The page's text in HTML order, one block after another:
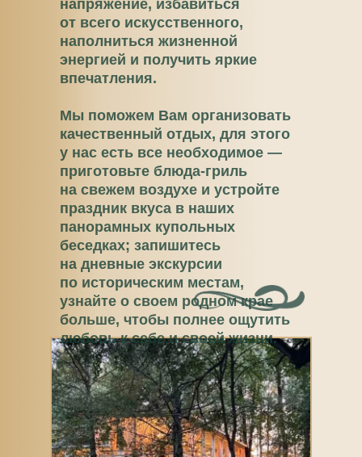
напряжение, избавиться
от всего искусственного,
наполниться жизненной
энергией и получить яркие
впечатления.
Мы поможем Вам организовать
качественный отдых, для этого
у нас есть все необходимое —
приготовьте блюда-гриль
на свежем воздухе и устройте
праздник вкуса в наших
панорамных купольных
беседках; запишитесь
на дневные экскурсии
по историческим местам,
узнайте о своем родном крае
больше, чтобы полнее ощутить
любовь к себе и своей жизни.